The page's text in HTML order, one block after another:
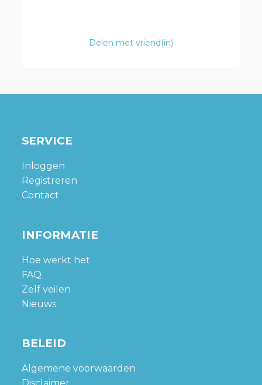
Delen met vriend(in)
SERVICE
Inloggen
Registreren
Contact
INFORMATIE
Hoe werkt het
FAQ
Zelf veilen
Nieuws
BELEID
Algemene voorwaarden